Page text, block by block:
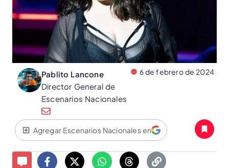
Pablito Lancone
Director General de
Escenarios Nacionales
6 de febrero de 2024
Agregar Escenarios Nacionales en